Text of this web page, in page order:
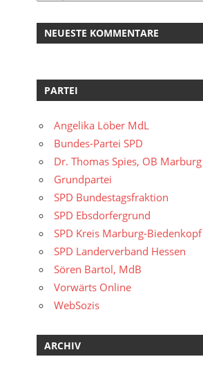
NEUESTE KOMMENTARE
PARTEI
Angelika Löber MdL
Bundes-Partei SPD
Dr. Thomas Spies, OB Marburg
Grundpartei
SPD Bundestagsfraktion
SPD Ebsdorfergrund
SPD Kreis Marburg-Biedenkopf
SPD Landerverband Hessen
Sören Bartol, MdB
Vorwärts Online
WebSozis
ARCHIV